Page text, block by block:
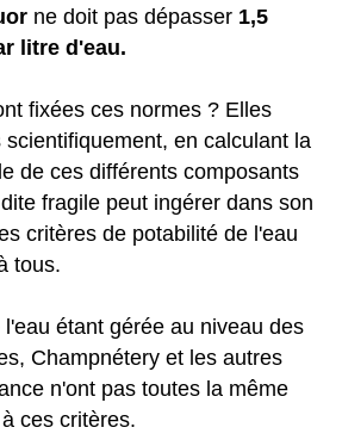
ne doit pas dépasser 1,5
litre d'eau.
fixées ces normes ? Elles
en calculant la
de ces différents composants
fragile peut ingérer dans son
critères de potabilité de l'eau
tous.
étant gérée au niveau des
Champnétery et les autres
n'ont pas toutes la même
ces critères.